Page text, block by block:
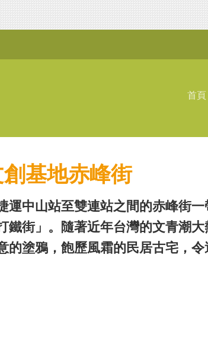
首頁
基地赤峰街
運中山站至雙連站之間的赤峰街
打鐵街」。隨著近年台灣的文青潮
的塗鴉，飽歷風霜的民居古宅，